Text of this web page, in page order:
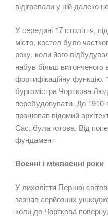
відігравали у ній далеко
У середині 17 століття,
місто, костел було
року, коли його
набув більш витонченого
фортифікаційну функцію.
бургомістра Чорткова
перебудовувати. До
працював відомий
Сас, була готова. Від
фундамент
Воєнні і міжвоєнні роки
У лихоліття Першої
зазнав серйозних
коли до Чорткова